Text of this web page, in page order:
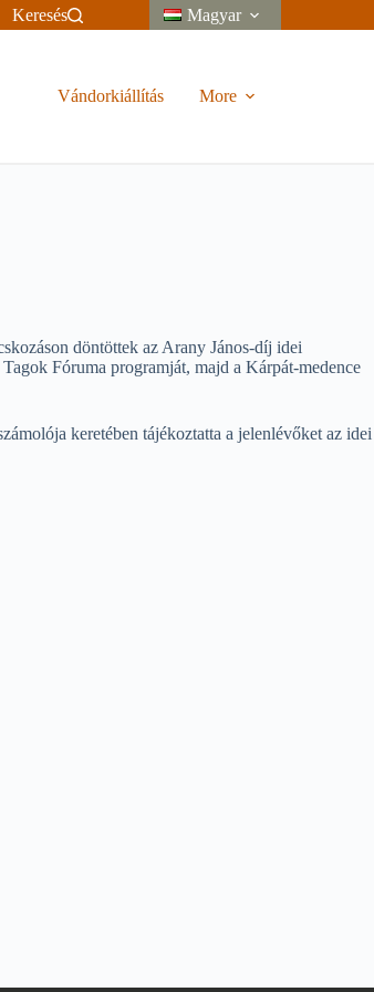
Keresés Magyar
Vándorkiállítás More
döntöttek az Arany János-díj idei
Fóruma programját, majd a Kárpát-medence
keretében tájékoztatta a jelenlévőket az idei